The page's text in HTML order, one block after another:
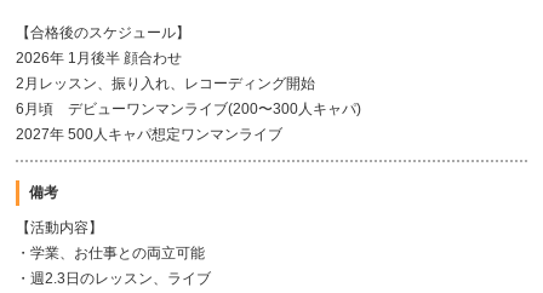
【合格後のスケジュール】
2026年 1月後半 顔合わせ
2月レッスン、振り入れ、レコーディング開始
6月頃 デビューワンマンライブ(200〜300人キャパ)
2027年 500人キャパ想定ワンマンライブ
備考
【活動内容】
・学業、お仕事との両立可能
・週2.3日のレッスン、ライブ